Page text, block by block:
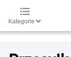
Kategorie